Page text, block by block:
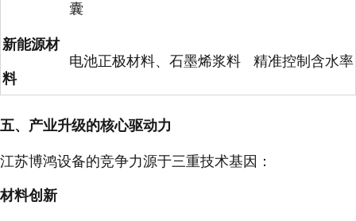
囊
新能源材
料
电池正极材料、石墨烯浆料 精准控制含水
五、产业升级的核心驱动力
江苏博鸿设备的竞争力源于三重技术基因：
材料创新